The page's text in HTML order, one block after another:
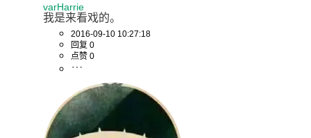
varHarrie
我是来看戏的。
2016-09-10 10:27:18
回复 0
点赞 0